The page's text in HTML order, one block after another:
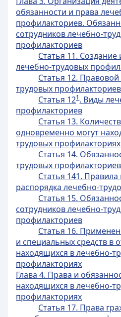
обязанности и права
профилакториев.
сотрудников лечебно-
профилакториев
Статья 11. Создание
лечебно-трудовых
Статья 12. Правовой
трудовых профилакториев
Статья 121. Виды
профилакториев
Статья 13.
одновременно могут
трудовых профилакториях
Статья 14.
трудовых профилакториев
Статья 141. Правила
распорядка лечебно-
Статья 15.
сотрудников лечебно-
профилакториев
Статья 16.
и специальных средств в
находящихся в лечебно-
профилакториях
Глава 4. Права и
находящихся в лечебно-
профилакториях
Статья 17. Права